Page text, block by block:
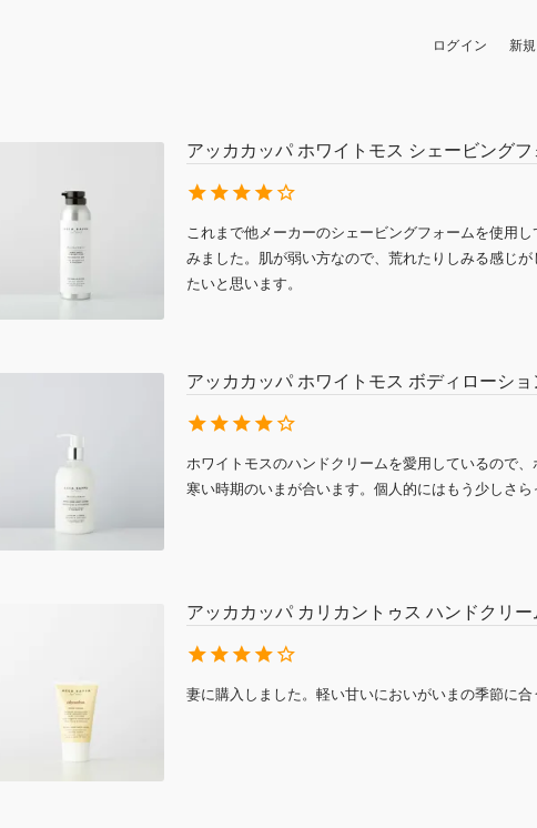
ログイン 新
アッカカッパ ホワイトモス シェービングフ
これまで他メーカーのシェービングフォームを使用
みました。肌が弱い方なので、荒れたりしみる感じ
たいと思います。
アッカカッパ ホワイトモス ボディローショ
ホワイトモスのハンドクリームを愛用しているので
寒い時期のいまが合います。個人的にはもう少しさ
アッカカッパ カリカントゥス ハンドクリー
妻に購入しました。軽い甘いにおいがいまの季節に合